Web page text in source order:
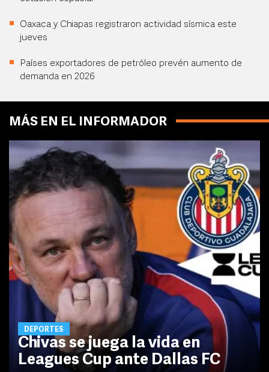
Oaxaca y Chiapas registraron actividad sísmica este
jueves
Países exportadores de petróleo prevén aumento de
demanda en 2026
MÁS EN EL INFORMADOR
DEPORTES
Chivas se juega la vida en
Leagues Cup ante Dallas FC